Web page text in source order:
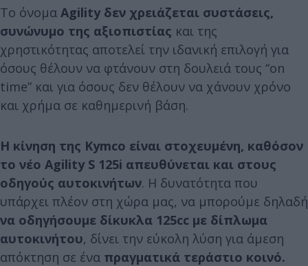
Το όνομα Agility δεν χρειάζεται συστάσεις,
συνώνυμο της αξιοπιστίας και της
χρηστικότητας αποτελεί την ιδανική επιλογή για
όσους θέλουν να φτάνουν στη δουλειά τους “on
time” και για όσους δεν θέλουν να χάνουν χρόνο
και χρήμα σε καθημερινή βάση.
Η κίνηση της Kymco είναι στοχευμένη, καθόσον
το νέο Agility S 125i απευθύνεται και στους
οδηγούς αυτοκινήτων. Η δυνατότητα που
υπάρχει πλέον στη χώρα μας, να μπορούμε δηλαδή
να οδηγήσουμε δίκυκλα 125cc με δίπλωμα
αυτοκινήτου, δίνει την εύκολη λύση για άμεση
απόκτηση σε ένα πραγματικά τεράστιο κοινό.